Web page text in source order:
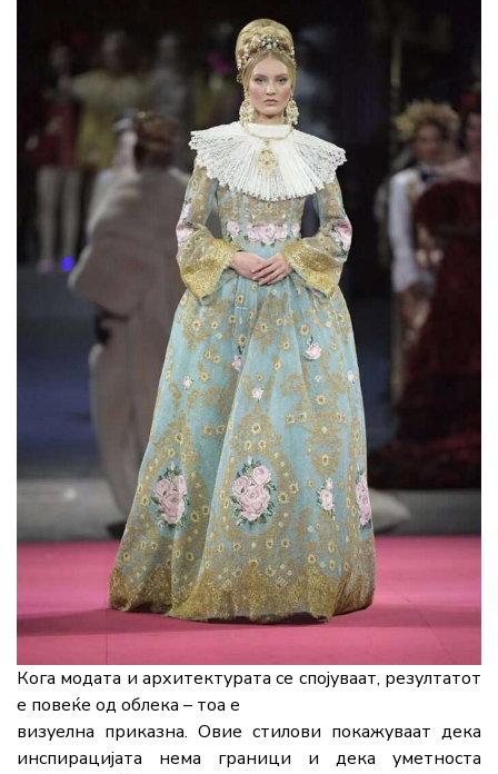
Кога модата и архитектурата се спојуваат, резултатот
е повеќе од облека – тоа е
визуелна приказна. Овие стилови покажуваат дека
инспирацијата нема граници и дека уметноста